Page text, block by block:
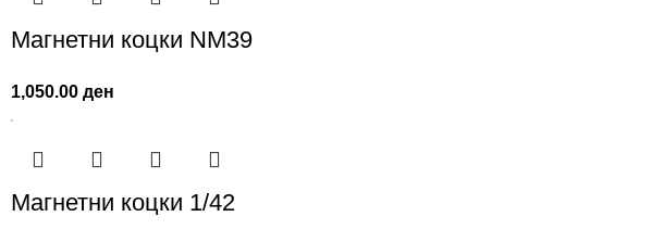
Магнетни коцки NM39
1,050.00ден
Магнетни коцки 1/42